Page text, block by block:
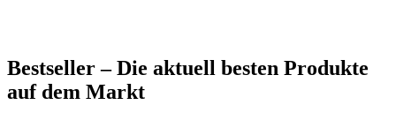
Bestseller – Die aktuell besten Produkte
auf dem Markt